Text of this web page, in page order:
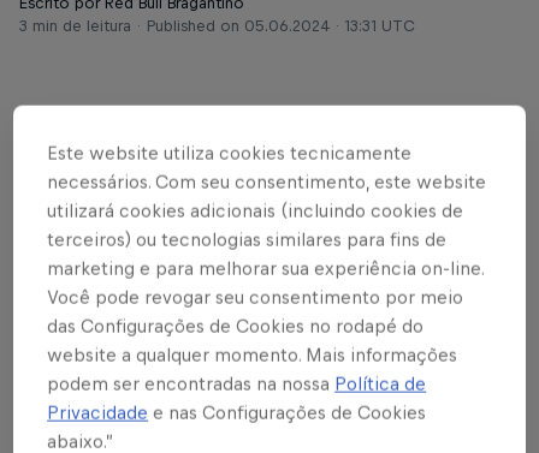
3 min de leitura
Published on 05.06.2024 · 13:31 UTC
Índice
Sócio-torcedor Red Bull Bragantino Experience
Horário da venda de ingressos nas bilheterias
do estádio:
Farmácia Central – Rua Coronel João Leme, 604
*Ônibus para torcedores saindo do
Este website utiliza cookies tecnicamente
necessários. Com seu consentimento, este website
utilizará cookies adicionais (incluindo cookies de
terceiros) ou tecnologias similares para fins de
marketing e para melhorar sua experiência on-line.
Você pode revogar seu consentimento por meio
das Configurações de Cookies no rodapé do
website a qualquer momento. Mais informações
podem ser encontradas na nossa Política de
Privacidade e nas Configurações de Cookies
abaixo.”